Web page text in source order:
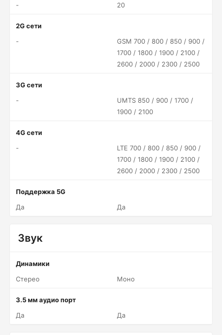
-
20
2G сети
-
GSM 700 / 800 / 850 / 900 /
1700 / 1800 / 1900 / 2100 /
2600 / 2000 / 2300 / 2500
3G сети
-
UMTS 850 / 900 / 1700 /
1900 / 2100
4G сети
-
LTE 700 / 800 / 850 / 900 /
1700 / 1800 / 1900 / 2100 /
2600 / 2000 / 2300 / 2500
Поддержка 5G
Да
Да
Звук
Динамики
Стерео
Моно
3.5 мм аудио порт
Да
Да